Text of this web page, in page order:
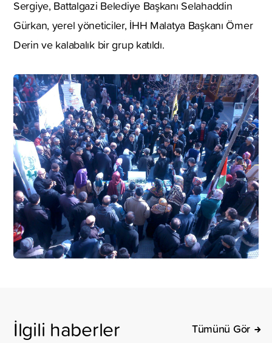
Sergiye, Battalgazi Belediye Başkanı Selahaddin
Gürkan, yerel yöneticiler, İHH Malatya Başkanı Ömer
Derin ve kalabalık bir grup katıldı.
İlgili haberler Tümünü Gör